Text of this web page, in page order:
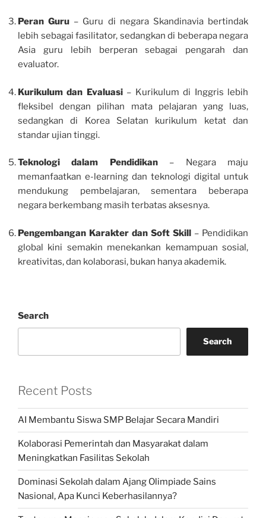
Peran Guru – Guru di negara Skandinavia bertindak
lebih sebagai fasilitator, sedangkan di beberapa negara
Asia guru lebih berperan sebagai pengarah dan
evaluator.
Kurikulum dan Evaluasi– Kurikulum di Inggris lebih
fleksibel dengan pilihan mata pelajaran yang luas,
sedangkan di Korea Selatan kurikulum ketat dan
standar ujian tinggi.
Teknologi dalam Pendidikan– Negara maju
memanfaatkan e-learning dan teknologi digital untuk
mendukung pembelajaran, sementara beberapa
negara berkembang masih terbatas aksesnya.
Pengembangan Karakter dan Soft Skill – Pendidikan
global kini semakin menekankan kemampuan sosial,
kreativitas, dan kolaborasi, bukan hanya akademik.
Search
Search
Recent Posts
AI Membantu Siswa SMP Belajar Secara Mandiri
Kolaborasi Pemerintah dan Masyarakat dalam
Meningkatkan Fasilitas Sekolah
Dominasi Sekolah dalam Ajang Olimpiade Sains
Nasional, Apa Kunci Keberhasilannya?